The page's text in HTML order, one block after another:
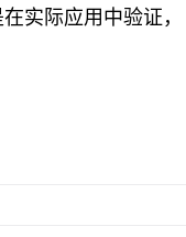
实际应用中验证，